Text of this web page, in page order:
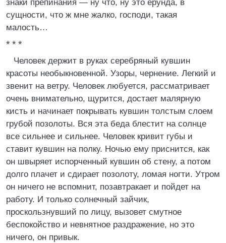
знаки препинания — ну что, ну это ерунда, в
сущности, что ж мне жалко, господи, такая
малость…
* * *
Человек держит в руках серебряный кувшин
красоты необыкновенной. Узоры, чернение. Легкий и
звенит на ветру. Человек любуется, рассматривает
очень внимательно, щурится, достает малярную
кисть и начинает покрывать кувшин толстым слоем
грубой позолоты. Вся эта беда блестит на солнце
все сильнее и сильнее. Человек кривит губы и
ставит кувшин на полку. Ночью ему приснится, как
он швыряет испорченный кувшин об стену, а потом
долго плачет и сдирает позолоту, ломая ногти. Утром
он ничего не вспомнит, позавтракает и пойдет на
работу. И только солнечный зайчик,
проскользнувший по лицу, вызовет смутное
беспокойство и невнятное раздражение, но это
ничего, он привык.